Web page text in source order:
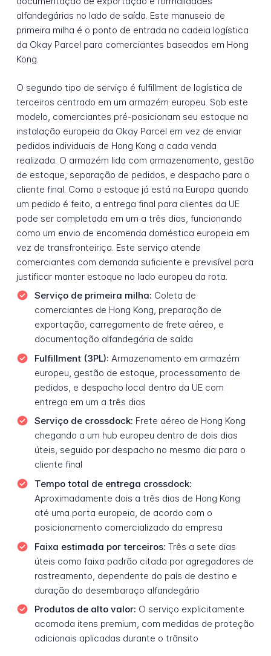
alfandegárias no lado de saída. Este manuseio de
primeira milha é o ponto de entrada na cadeia logística
da Okay Parcel para comerciantes baseados em Hong
Kong.
O segundo tipo de serviço é fulfillment de logística de
terceiros centrado em um armazém europeu. Sob este
modelo, comerciantes pré-posicionam seu estoque na
instalação europeia da Okay Parcel em vez de enviar
pedidos individuais de Hong Kong a cada venda
realizada. O armazém lida com armazenamento, gestão
de estoque, separação de pedidos, e despacho para o
cliente final. Como o estoque já está na Europa quando
um pedido é feito, a entrega final para clientes da UE
pode ser completada em um a três dias, funcionando
como um envio de encomenda doméstica europeia em
vez de transfronteiriça. Este serviço atende
comerciantes com demanda suficiente e previsível para
justificar manter estoque no lado europeu da rota.
Serviço de primeira milha: Coleta de
comerciantes de Hong Kong, preparação de
exportação, carregamento de frete aéreo, e
documentação alfandegária de saída
Fulfillment (3PL): Armazenamento em armazém
europeu, gestão de estoque, processamento de
pedidos, e despacho local dentro da UE com
entrega em um a três dias
Serviço de crossdock: Frete aéreo de Hong Kong
chegando a um hub europeu dentro de dois dias
úteis, seguido por despacho no mesmo dia para o
cliente final
Tempo total de entrega crossdock:
Aproximadamente dois a três dias de Hong Kong
até uma porta europeia, de acordo com o
posicionamento comercializado da empresa
Faixa estimada por terceiros: Três a sete dias
úteis como faixa padrão citada por agregadores de
rastreamento, dependente do país de destino e
duração do desembaraço alfandegário
Produtos de alto valor: O serviço explicitamente
acomoda itens premium, com medidas de proteção
adicionais aplicadas durante o trânsito